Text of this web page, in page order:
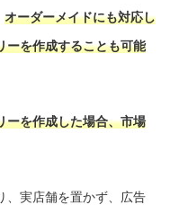
オーダーメイドにも対応し
ーを作成することも可能
ーを作成した場合、市場
、実店舗を置かず、広告